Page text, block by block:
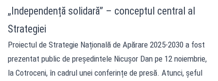
„Independență solidară” – conceptul central al
Strategiei
Proiectul de Strategie Națională de Apărare 2025-2030 a fost
prezentat public de președintele Nicușor Dan pe 12 noiembrie,
la Cotroceni, în cadrul unei conferințe de presă. Atunci, șeful